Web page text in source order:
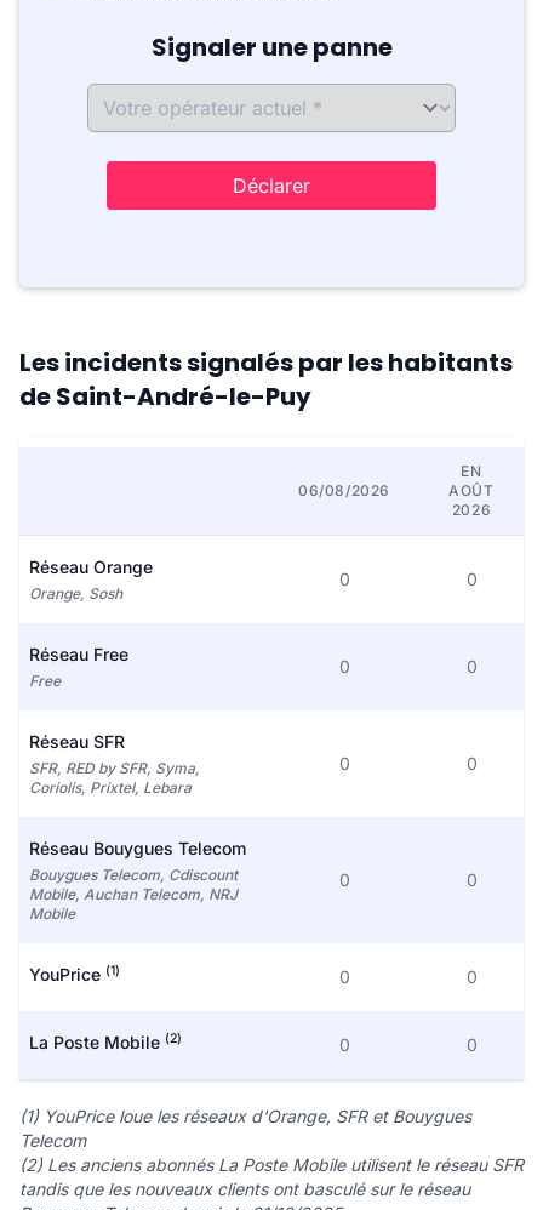
Signaler une panne
Déclarer
Les incidents signalés par les habitants
de Saint-André-le-Puy
06/08/2026
EN
AOÛT
2026
Réseau Orange
Orange, Sosh
0 0
Réseau Free
Free
0 0
Réseau SFR
SFR, RED by SFR, Syma,
Coriolis, Prixtel, Lebara
0 0
Réseau Bouygues Telecom
Bouygues Telecom, Cdiscount
Mobile, Auchan Telecom, NRJ
Mobile
0 0
YouPrice (1) 0 0
La Poste Mobile (2) 0 0
(1) YouPrice loue les réseaux d'Orange, SFR et Bouygues
Telecom
(2) Les anciens abonnés La Poste Mobile utilisent le réseau SFR
tandis que les nouveaux clients ont basculé sur le réseau